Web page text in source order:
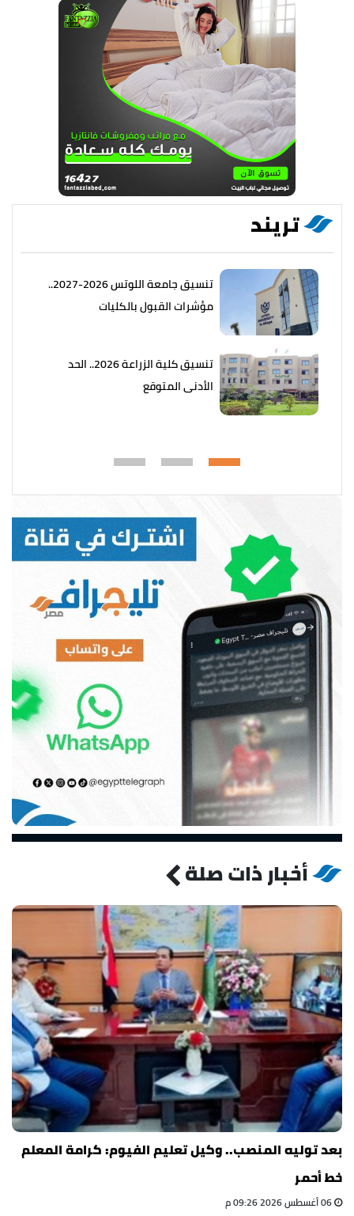
تريند
تنسيق جامعة اللوتس 2026-2027..
مؤشرات القبول بالكليات
تنسيق كلية الزراعة 2026.. الحد
الأدنى المتوقع
أخبار ذات صلة
بعد توليه المنصب.. وكيل تعليم الفيوم: كرامة المعلم
خط أحمر